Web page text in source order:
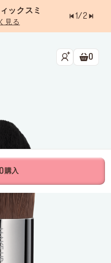
ックスミ
見る
1/2
ラストチャンス
プ
ショ
0
購入